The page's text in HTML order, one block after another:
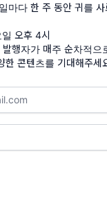
마다 한 주 동안 귀를
오후 4시
행자가 매주 순차적으
한 콘텐츠를 기대해주세
Jerusalem
선글라스가 주는
리스트로만 봤다면
조 새트리아니는
, 메탈 등으로 영역
퍼플(Deep Purple)
았다 하니 그 실력
아니라 연주 주법
의 스승, 교과서로
자로 메탈리카